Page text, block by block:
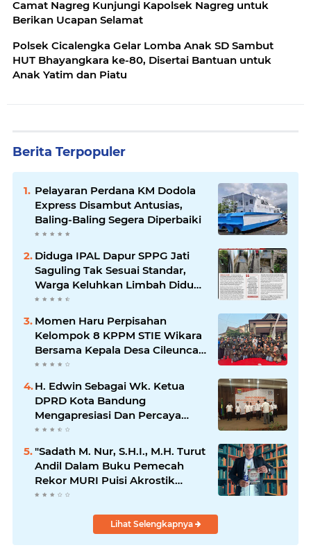
Camat Nagreg Kunjungi Kapolsek Nagreg untuk
Berikan Ucapan Selamat
Polsek Cicalengka Gelar Lomba Anak SD Sambut
HUT Bhayangkara ke-80, Disertai Bantuan untuk
Anak Yatim dan Piatu
Berita Terpopuler
Pelayaran Perdana KM Dodola
Express Disambut Antusias,
Baling-Baling Segera Diperbaiki
Diduga IPAL Dapur SPPG Jati
Saguling Tak Sesuai Standar,
Warga Keluhkan Limbah Diduga
Mengalir ke Sungai
Momen Haru Perpisahan
Kelompok 8 KPPM STIE Wikara
Bersama Kepala Desa Cileunca
di Kecamatan Bojong
H. Edwin Sebagai Wk. Ketua
DPRD Kota Bandung
Mengapresiasi Dan Percaya
Penuh Kepada Kepemimpinan
Merdi Hajiji Sebagai ketua DPD
Lpm Kota Bandung Periode
2021-2026
"Sadath M. Nur, S.H.I., M.H. Turut
Andil Dalam Buku Pemecah
Rekor MURI Puisi Akrostik
Terbanyak
Lihat Selengkapnya